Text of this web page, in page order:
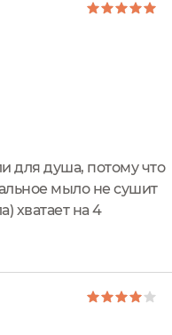
для душа, потому что
мыло не сушит
хватает на 4